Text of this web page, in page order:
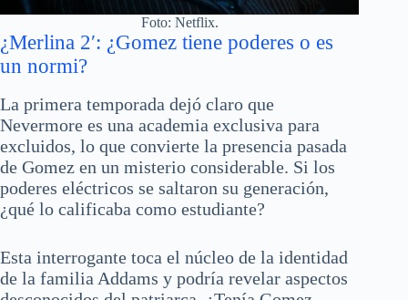
Foto: Netflix.
¿Merlina 2′: ¿Gomez tiene poderes o es
un normi?
La primera temporada dejó claro que
Nevermore es una academia exclusiva para
excluidos, lo que convierte la presencia pasada
de Gomez en un misterio considerable. Si los
poderes eléctricos se saltaron su generación,
¿qué lo calificaba como estudiante?
Esta interrogante toca el núcleo de la identidad
de la familia Addams y podría revelar aspectos